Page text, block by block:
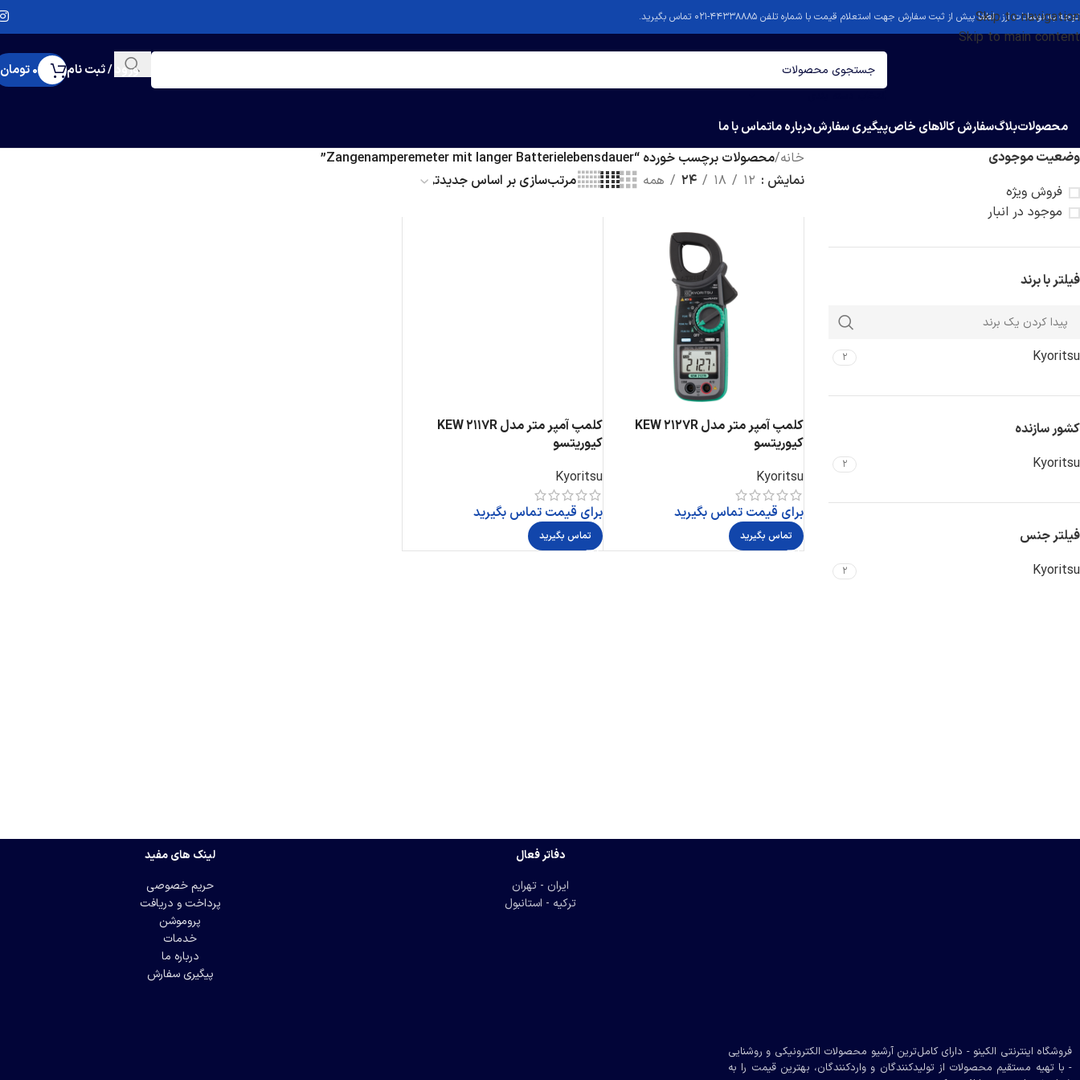
Skip to navigation
Skip to main content
به نوسانات ارز، لطفا پیش از ثبت سفارش جهت استعلام قیمت با شماره تلفن ۴۴۳۳۸۸۸۵-۰۲۱ تماس بگیرید.
ورود / ثبت نام 0تومان
محصولاتبلاگسفارش کالاهای خاصپیگیری سفارشدرباره ماتماس با ما
وضعیت موجودی
فروش ویژه
موجود در انبار
فیلتر با برند
Kyoritsu
2
کشور سازنده
Kyoritsu
2
فیلتر جنس
Kyoritsu
2
خانه/محصولات برچسب خورده “Zangenamperemeter mit langer Batterielebensdauer”
نمایش
12
18
24 همه
کلمپ آمپر متر مدل KEW 2127R
کیوریتسو
Kyoritsu
برای قیمت تماس بگیرید
تماس بگیرید
کلمپ آمپر متر مدل KEW 2117R
کیوریتسو
Kyoritsu
برای قیمت تماس بگیرید
تماس بگیرید
فروشگاه اینترنتی الکینو - دارای کامل‌ترین آرشیو محصولات الکترونیکی و روشنایی
- با تهیه مستقیم محصولات از تولیدکنندگان و واردکنندگان، بهترین قیمت را به
دفاتر فعال
ایران - تهران
ترکیه - استانبول
لینک های مفید
حریم خصوصی
پرداخت و دریافت
پروموشن
خدمات
درباره ما
پیگیری سفارش